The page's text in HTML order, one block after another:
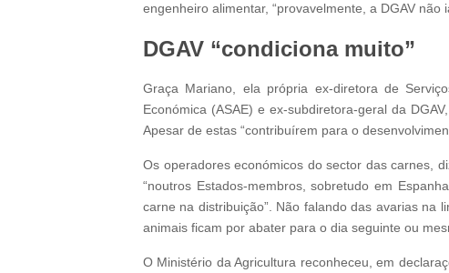
engenheiro alimentar, “provavelmente, a DGAV
DGAV “condiciona muito”
Graça Mariano, ela própria ex-diretora de
Económica (ASAE) e ex-subdiretora-geral da
Apesar de estas “contribuírem para o
Os operadores económicos do sector das carnes,
“noutros Estados-membros, sobretudo em
carne na distribuição”. Não falando das avarias na
animais ficam por abater para o dia seguinte ou
O Ministério da Agricultura reconheceu, em